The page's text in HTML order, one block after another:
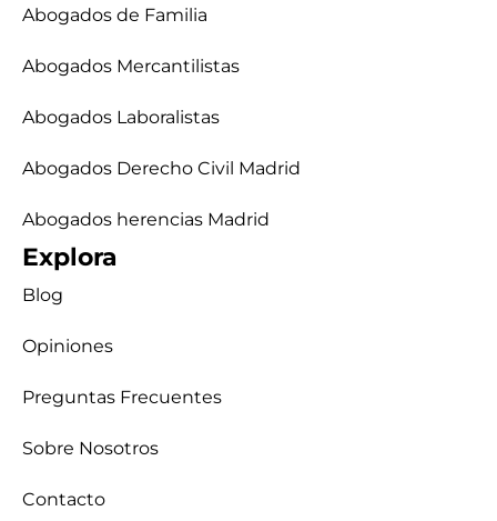
Abogados de Familia
Abogados Mercantilistas
Abogados Laboralistas
Abogados Derecho Civil Madrid
Abogados herencias Madrid
Explora
Blog
Opiniones
Preguntas Frecuentes
Sobre Nosotros
Contacto